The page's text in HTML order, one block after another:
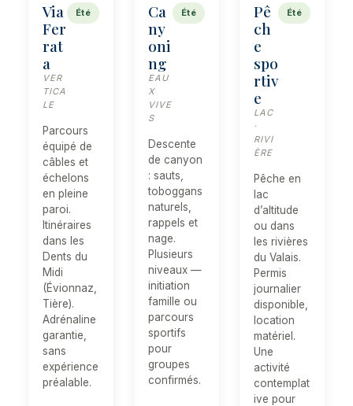
Via
Fer
rat
a
VER
TICA
LE
Été
Parcours
équipé de
câbles et
échelons
en pleine
paroi.
Itinéraires
dans les
Dents du
Midi
(Évionnaz,
Tière).
Adrénaline
garantie,
sans
expérience
préalable.
Ca
ny
oni
ng
EAU
X
VIVE
S
Été
Descente
de canyon
: sauts,
toboggans
naturels,
rappels et
nage.
Plusieurs
niveaux —
initiation
famille ou
parcours
sportifs
pour
groupes
confirmés.
Pê
ch
e
spo
rtiv
e
LAC
·
RIVI
ÈRE
Été
Pêche en
lac
d’altitude
ou dans
les rivières
du Valais.
Permis
journalier
disponible,
location
matériel.
Une
activité
contemplat
ive pour